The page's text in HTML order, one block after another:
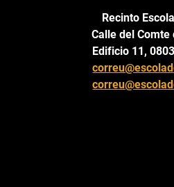
Recinto
Calle del Comte
Edificio 11,